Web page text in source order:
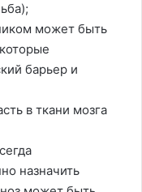
может быть
барьер и
в ткани мозга
назначить